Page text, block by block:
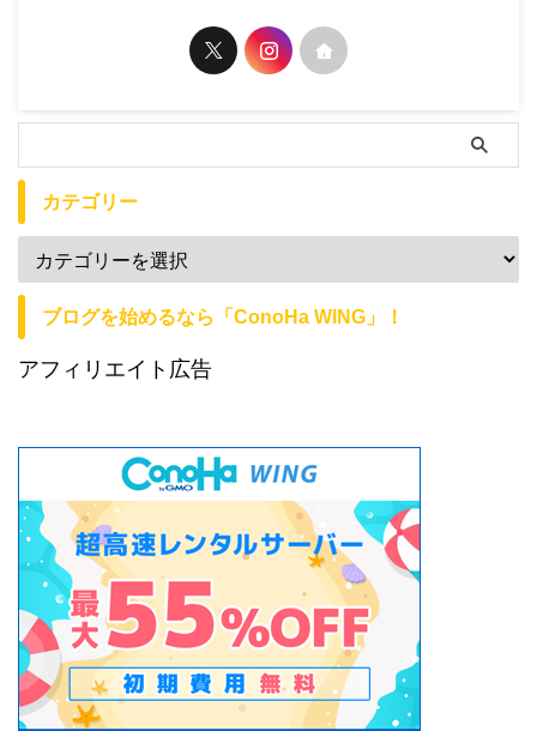
カテゴリー
ブログを始めるなら「ConoHa WING」！
アフィリエイト広告